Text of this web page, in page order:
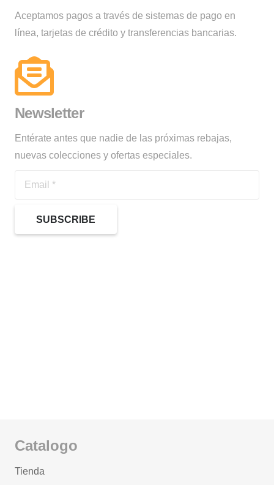
Aceptamos pagos a través de sistemas de pago en
línea, tarjetas de crédito y transferencias bancarias.
Newsletter
Entérate antes que nadie de las próximas rebajas,
nuevas colecciones y ofertas especiales.
SUBSCRIBE
Catalogo
Tienda